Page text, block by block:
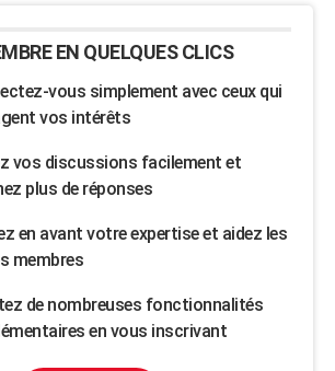
EN QUELQUES CLICS
vous simplement avec ceux qui
vos intérêts
vos discussions facilement et
plus de réponses
en avant votre expertise et aidez les
membres
de nombreuses fonctionnalités
en vous inscrivant